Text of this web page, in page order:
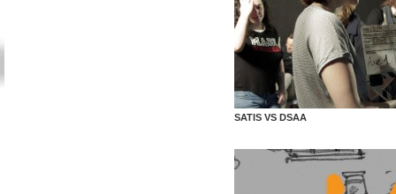
SATIS VS DSAA